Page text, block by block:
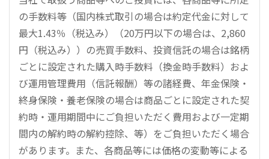
の手数料等（国内株式取引の場合は約定代金に対して
最大1.43％（税込み）（20万円以下の場合は、2,860
円（税込み））の売買手数料、投資信託の場合は銘柄
ごとに設定された購入時手数料（換金時手数料）およ
び運用管理費用（信託報酬）等の諸経費、年金保険・
終身保険・養老保険の場合は商品ごとに設定された契
約時・運用期間中にご負担いただく費用および一定期
間内の解約時の解約控除、等）をご負担いただく場合
があります。また、各商品等には価格の変動等による